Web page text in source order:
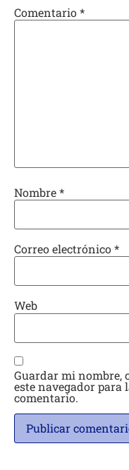
Comentario*
Nombre*
Correo electrónico*
Web
Guardar mi nombre,
este navegador para
comentario.